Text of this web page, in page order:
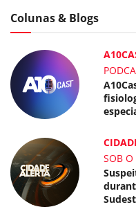
Colunas & Blogs
SOB